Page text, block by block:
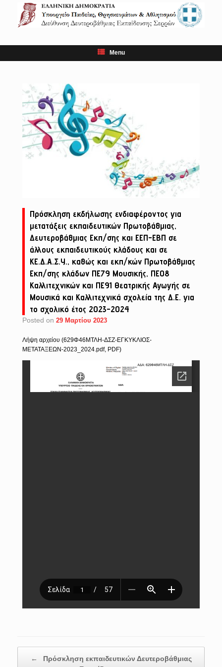
content
Menu
Πρόσκληση εκδήλωσης ενδιαφέροντος για
μετατάξεις εκπαιδευτικών Πρωτοβάθμιας,
Δευτεροβάθμιας Εκπ/σης και ΕΕΠ-ΕΒΠ σε
άλλους εκπαιδευτικούς κλάδους και σε
ΚΕ.Δ.Α.Σ.Υ., καθώς και εκπ/κών Πρωτοβάθμιας
Εκπ/σης κλάδων ΠΕ79 Μουσικής, ΠΕ08
Καλλιτεχνικών και ΠΕ91 Θεατρικής Αγωγής σε
Μουσικά και Καλλιτεχνικά σχολεία της Δ.Ε. για
το σχολικό έτος 2023-2024
Posted on 29 Μαρτίου 2023
Λήψη αρχείου (629Φ46ΜΤΛΗ-ΔΣΖ-ΕΓΚΥΚΛΙΟΣ-
ΜΕΤΑΤΑΞΕΩΝ-2023_2024.pdf, PDF)
←
Πρόσκληση εκπαιδευτικών Δευτεροβάθμιας